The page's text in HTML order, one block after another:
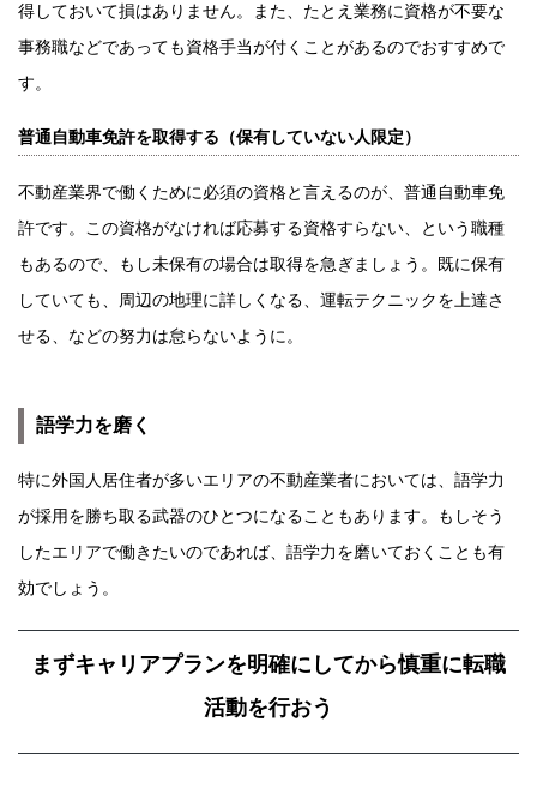
得しておいて損はありません。また、たとえ業務に資格が不要な
事務職などであっても資格手当が付くことがあるのでおすすめで
す。
普通自動車免許を取得する（保有していない人限定）
不動産業界で働くために必須の資格と言えるのが、普通自動車免
許です。この資格がなければ応募する資格すらない、という職種
もあるので、もし未保有の場合は取得を急ぎましょう。既に保有
していても、周辺の地理に詳しくなる、運転テクニックを上達さ
せる、などの努力は怠らないように。
語学力を磨く
特に外国人居住者が多いエリアの不動産業者においては、語学力
が採用を勝ち取る武器のひとつになることもあります。もしそう
したエリアで働きたいのであれば、語学力を磨いておくことも有
効でしょう。
まずキャリアプランを明確にしてから慎重に転職
活動を行おう